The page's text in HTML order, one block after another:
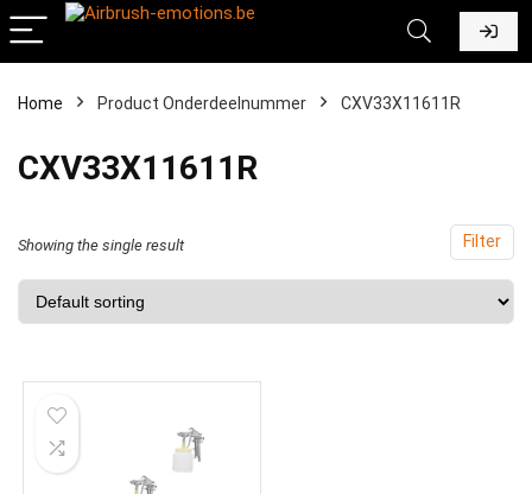
Home Product Onderdeelnummer ‎CXV33X11611R
‎CXV33X11611R
Filter
Showing the single result